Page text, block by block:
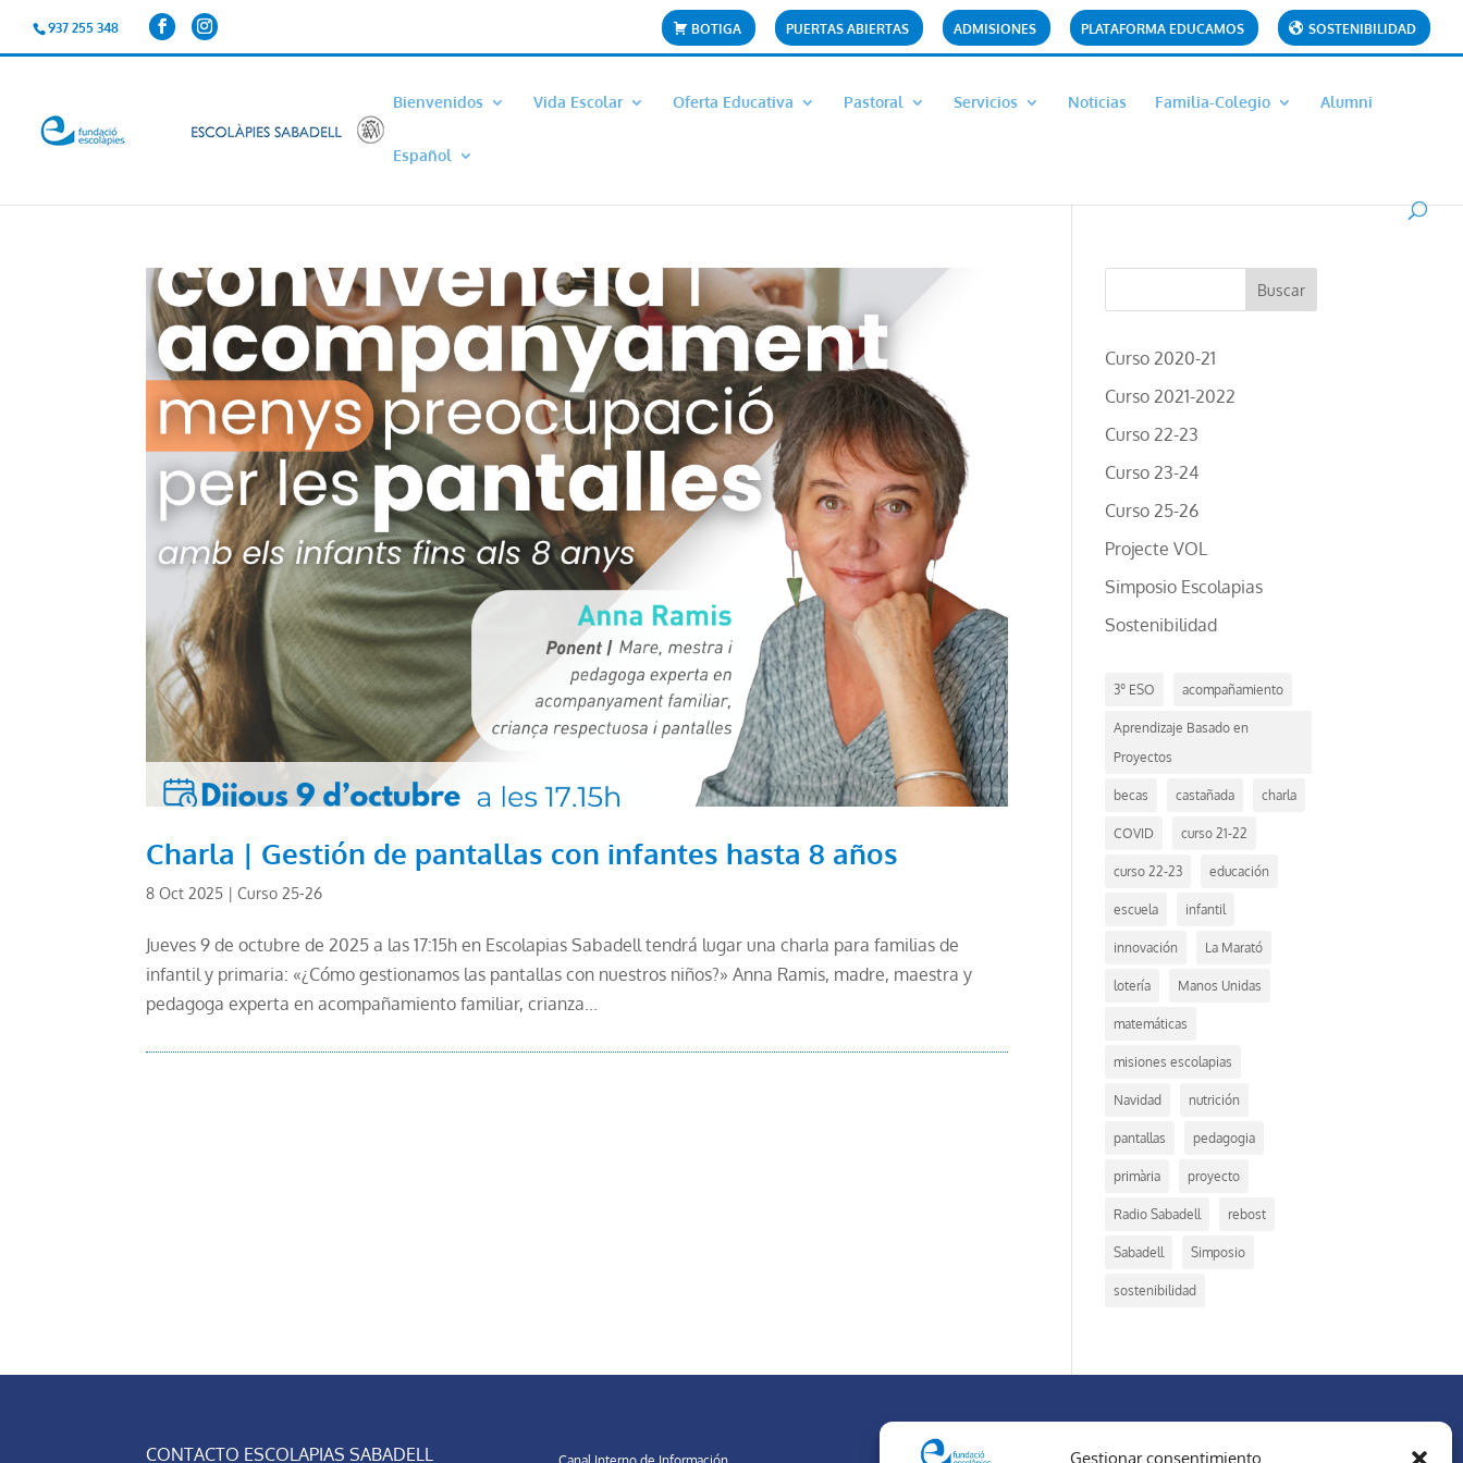
Gestionar consentimiento
937 255 348 BOTIGA PUERTAS ABIERTAS ADMISIONES PLATAFORMA EDUCAMOS SOSTENIBILIDAD
Bienvenidos Vida Escolar Oferta Educativa Pastoral Servicios Noticias Familia-Colegio Alumni
Español
Charla | Gestión de pantallas con infantes hasta 8 años
8 Oct 2025 |Curso 25-26
Jueves 9 de octubre de 2025 a las 17:15h en Escolapias Sabadell tendrá lugar una charla para familias de
infantil y primaria: «¿Cómo gestionamos las pantallas con nuestros niños?» Anna Ramis, madre, maestra y
pedagoga experta en acompañamiento familiar, crianza...
Curso 2020-21
Curso 2021-2022
Curso 22-23
Curso 23-24
Curso 25-26
Projecte VOL
Simposio Escolapias
Sostenibilidad
3º ESO acompañamiento
Aprendizaje Basado en
Proyectos
becas castañada charla
COVID curso 21-22
curso 22-23 educación
escuela infantil
innovación La Marató
lotería Manos Unidas
matemáticas
misiones escolapias
Navidad nutrición
pantallas pedagogia
primària proyecto
Radio Sabadell rebost
Sabadell Simposio
sostenibilidad
CONTACTO ESCOLAPIAS SABADELL Canal Interno de Información REDES SOCIALES